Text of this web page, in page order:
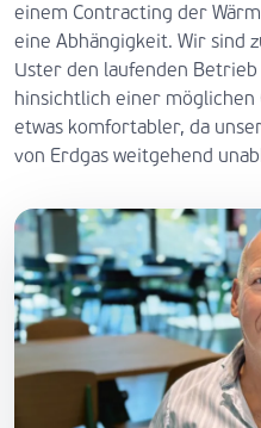
einem Contracting der
eine Abhängigkeit. Wir sind
Uster den laufenden
hinsichtlich einer möglichen
etwas komfortabler, da
von Erdgas weitgehend